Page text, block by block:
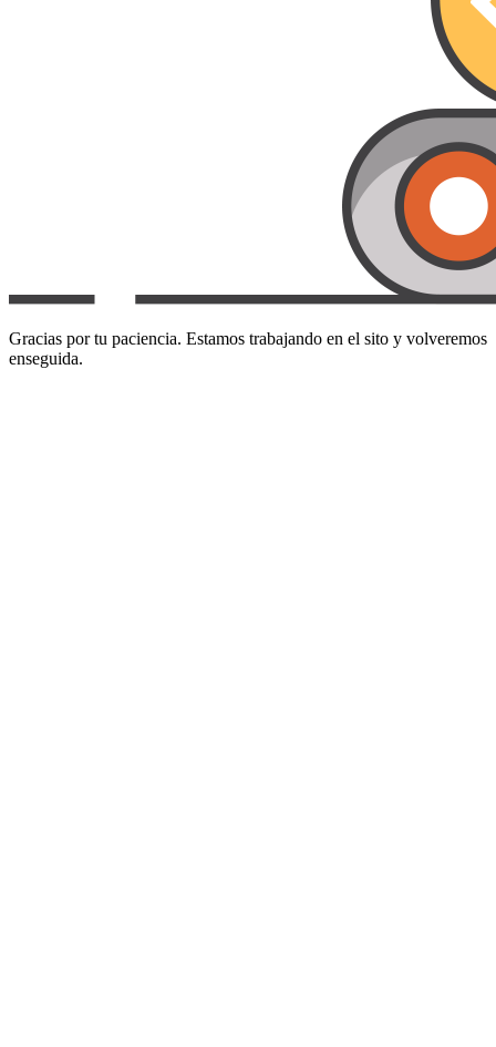
Gracias por tu paciencia. Estamos trabajando en el sito y volveremos
enseguida.